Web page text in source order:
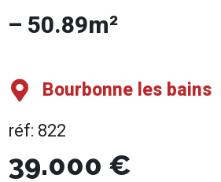
– 50.89m²
Bourbonne les bains
réf: 822
39.000 €